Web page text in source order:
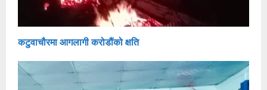
कटुवाचौरमा आगलागी करोडौंको क्षति